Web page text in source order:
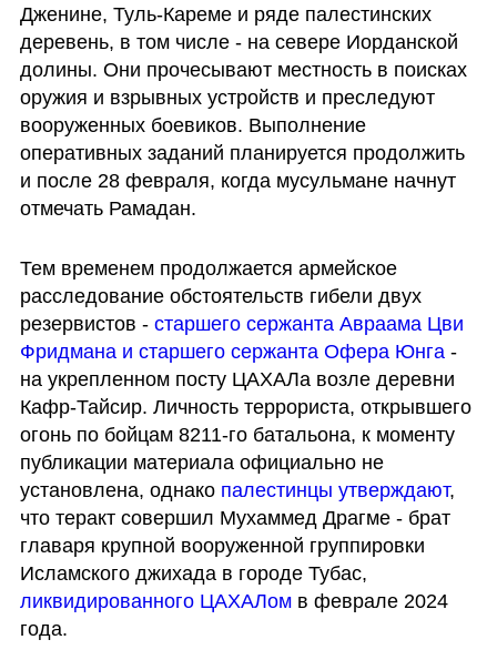
Дженине, Туль-Кареме и ряде палестинских
деревень, в том числе - на севере Иорданской
долины. Они прочесывают местность в поисках
оружия и взрывных устройств и преследуют
вооруженных боевиков. Выполнение
оперативных заданий планируется продолжить
и после 28 февраля, когда мусульмане начнут
отмечать Рамадан.
Тем временем продолжается армейское
расследование обстоятельств гибели двух
резервистов - старшего сержанта Авраама Цви
Фридмана и старшего сержанта Офера Юнга -
на укрепленном посту ЦАХАЛа возле деревни
Кафр-Тайсир. Личность террориста, открывшего
огонь по бойцам 8211-го батальона, к моменту
публикации материала официально не
установлена, однако палестинцы утверждают,
что теракт совершил Мухаммед Драгме - брат
главаря крупной вооруженной группировки
ликвидированного ЦАХАЛом в феврале 2024
года.